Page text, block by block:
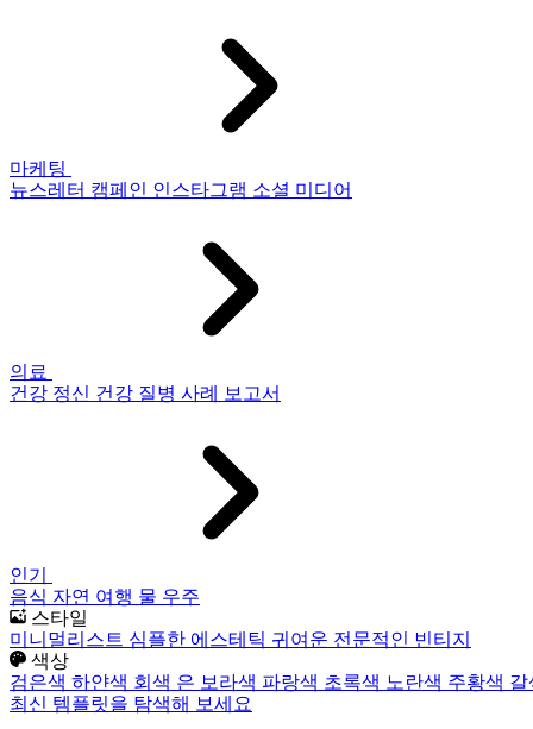
마케팅
뉴스레터 캠페인 인스타그램 소셜 미디어
의료
건강 정신 건강 질병 사례 보고서
인기
음식 자연 여행 물 우주
스타일
미니멀리스트 심플한 에스테틱 귀여운 전문적인 빈티지
색상
검은색 하얀색 회색 은 보라색 파랑색 초록색 노란색 주황색
최신 템플릿을 탐색해 보세요